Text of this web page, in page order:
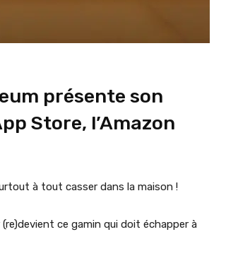
présente son
Store, l’Amazon
à tout casser dans la maison !
ce gamin qui doit échapper à